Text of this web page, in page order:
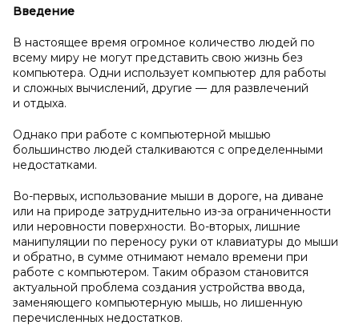
Введение
В настоящее время огромное количество людей по
всему миру не могут представить свою жизнь без
компьютера. Одни использует компьютер для работы
и сложных вычислений, другие — для развлечений
и отдыха.
Однако при работе с компьютерной мышью
большинство людей сталкиваются с определенными
недостатками.
Во-первых, использование мыши в дороге, на диване
или на природе затруднительно из-за ограниченности
или неровности поверхности. Во-вторых, лишние
манипуляции по переносу руки от клавиатуры до мыши
и обратно, в сумме отнимают немало времени при
работе с компьютером. Таким образом становится
актуальной проблема создания устройства ввода,
заменяющего компьютерную мышь, но лишенную
перечисленных недостатков.